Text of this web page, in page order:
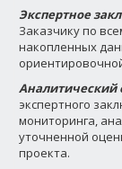
Экспертное
Заказчику по
накопленных
Аналитический
экспертного
мониторинга,
уточненной
проекта.